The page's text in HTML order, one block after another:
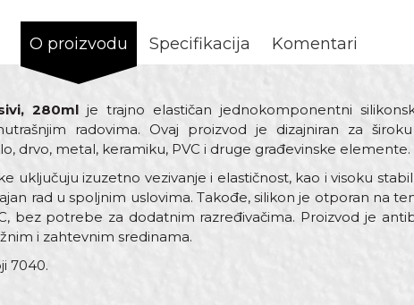
O proizvodu Specifikacija Komentari
280ml je trajno elastičan jednokomponentni
radovima. Ovaj proizvod je dizajniran za
drvo, metal, keramiku, PVC i druge građevinske elemente.
uključuju izuzetno vezivanje i elastičnost, kao i visoku
rad u spoljnim uslovima. Takođe, silikon je otporan na
bez potrebe za dodatnim razređivačima. Proizvod je
i zahtevnim sredinama.
7040.